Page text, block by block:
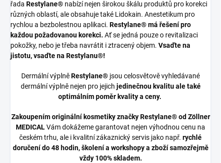
řada Restylane® nabízí nejen širokou škálu produktů pro korekci
různých oblastí, ale obsahuje také Lidokain. Anestetikum pro
rychlou a bezbolestnou aplikaci. Restylane® má řešení pro
každou požadovanou korekci. Ať se jedná pouze o revitalizaci
pokožky, nebo je třeba navrátit i ztracený objem. Vsaďte na
jistotu, vsaďte na Restylanu®!
Dermální výplněRestylane® jsou celosvětově vyhledávané
dermální výplně nejen pro jejich jedinečnou kvalitu ale také
optimálním poměr kvality a ceny.
Zakoupením originální kosmetiky značky Restylane® od Zöllner
MEDICALVám dokážeme garantovat nejen výhodnou cenu na
českém trhu, ale i kvalitní zákaznický servis jako např. rychlé
doručení do 48 hodin, školení a workshopy a zboží samozřejmě
vždy 100% skladem.